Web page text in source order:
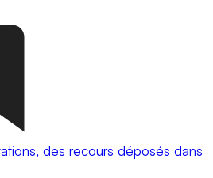
des recours déposés dans